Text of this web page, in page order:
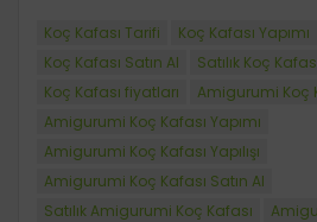
Koç Kafası Tarifi Koç Kafası Yapımı
Koç Kafası Satın Al
Satılık Koç
Koç Kafası fiyatları
Amigurumi Koç
Amigurumi Koç Kafası Yapımı
Amigurumi Koç Kafası Yapılışı
Amigurumi Koç Kafası Satın Al
Satılık Amigurumi Koç Kafası